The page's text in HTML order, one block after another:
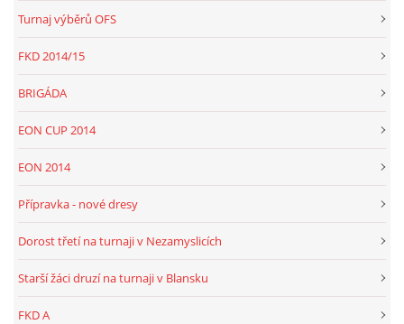
Turnaj výběrů OFS
FKD 2014/15
BRIGÁDA
EON CUP 2014
EON 2014
Přípravka - nové dresy
Dorost třetí na turnaji v Nezamyslicích
Starší žáci druzí na turnaji v Blansku
FKD A